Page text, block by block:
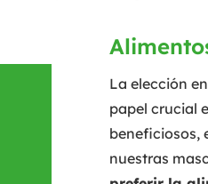
La elección
papel crucial
beneficiosos,
nuestras